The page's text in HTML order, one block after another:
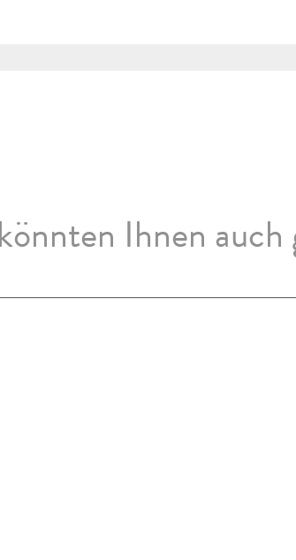
Ihnen auch